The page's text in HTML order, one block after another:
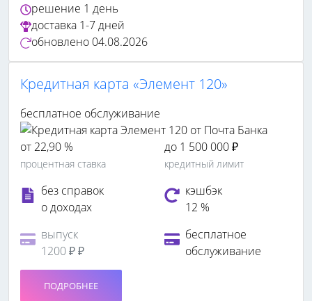
решение 1 день
доставка 1-7 дней
обновлено 04.08.2026
Кредитная карта «Элемент 120»
бесплатное обслуживание
от 22,90 %
процентная ставка
до 1 500 000 ₽
кредитный лимит
без справок
о доходах
кэшбэк
12 %
выпуск
1200 ₽ ₽
бесплатное
обслуживание
ПОДРОБНЕЕ